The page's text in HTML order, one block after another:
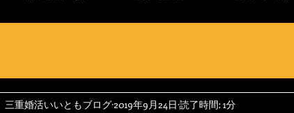
三重婚活いいともブログ2019年9月24日 読了時間: 1分